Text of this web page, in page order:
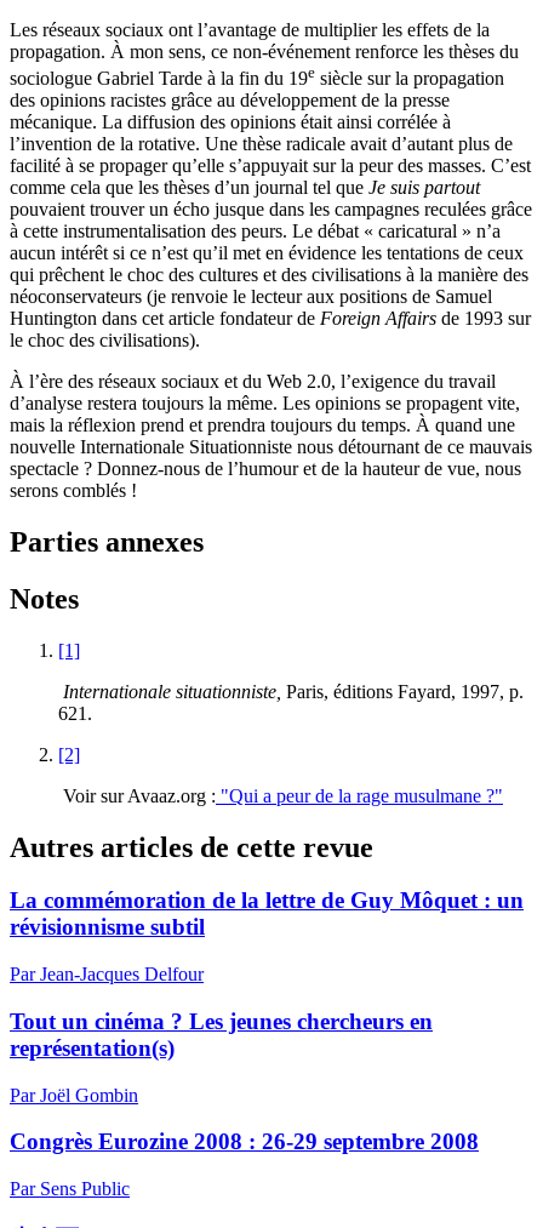
Les réseaux sociaux ont l’avantage de multiplier les effets de la
propagation. À mon sens, ce non-événement renforce les thèses du
sociologue Gabriel Tarde à la fin du 19e siècle sur la propagation
des opinions racistes grâce au développement de la presse
mécanique. La diffusion des opinions était ainsi corrélée à
l’invention de la rotative. Une thèse radicale avait d’autant plus de
facilité à se propager qu’elle s’appuyait sur la peur des masses. C’est
comme cela que les thèses d’un journal tel que Je suis partout
pouvaient trouver un écho jusque dans les campagnes reculées grâce
à cette instrumentalisation des peurs. Le débat « caricatural » n’a
aucun intérêt si ce n’est qu’il met en évidence les tentations de ceux
qui prêchent le choc des cultures et des civilisations à la manière des
néoconservateurs (je renvoie le lecteur aux positions de Samuel
Huntington dans cet article fondateur de Foreign Affairs de 1993 sur
le choc des civilisations).
À l’ère des réseaux sociaux et du Web 2.0, l’exigence du travail
d’analyse restera toujours la même. Les opinions se propagent vite,
mais la réflexion prend et prendra toujours du temps. À quand une
nouvelle Internationale Situationniste nous détournant de ce mauvais
spectacle ? Donnez-nous de l’humour et de la hauteur de vue, nous
serons comblés !
Parties annexes
Notes
[1]
Internationale situationniste, Paris, éditions Fayard, 1997, p.
621.
[2]
Voir sur Avaaz.org : "Qui a peur de la rage musulmane ?"
Autres articles de cette revue
La commémoration de la lettre de Guy Môquet : un
révisionnisme subtil
Par Jean-Jacques Delfour
Tout un cinéma ? Les jeunes chercheurs en
représentation(s)
Par Joël Gombin
Congrès Eurozine 2008 : 26-29 septembre 2008
Par Sens Public